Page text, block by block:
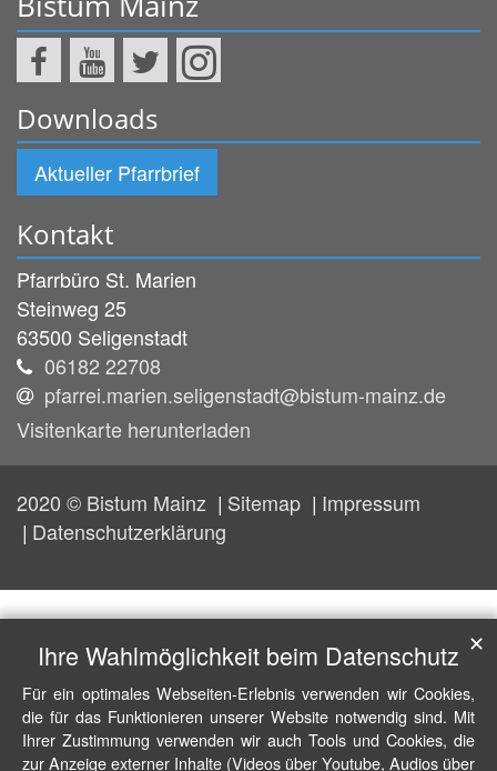
Downloads
Aktueller Pfarrbrief
Kontakt
Pfarrbüro St. Marien
Steinweg 25
63500 Seligenstadt
06182 22708
pfarrei.marien.seligenstadt@bistum-mainz.de
Visitenkarte herunterladen
2020 © Bistum Mainz Sitemap
Impressum
Datenschutzerklärung
Ihre Wahlmöglichkeit beim Datenschutz
Für ein optimales Webseiten-Erlebnis verwenden wir Cookies,
die für das Funktionieren unserer Website notwendig sind. Mit
Ihrer Zustimmung verwenden wir auch Tools und Cookies, die
zur Anzeige externer Inhalte (Videos über Youtube, Audios über
✕